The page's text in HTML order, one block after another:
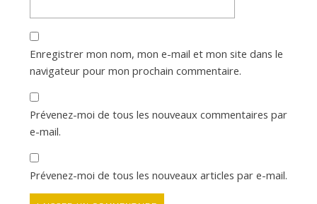
Enregistrer mon nom, mon e-mail et mon site dans le
navigateur pour mon prochain commentaire.
Prévenez-moi de tous les nouveaux commentaires par
e-mail.
Prévenez-moi de tous les nouveaux articles par e-mail.